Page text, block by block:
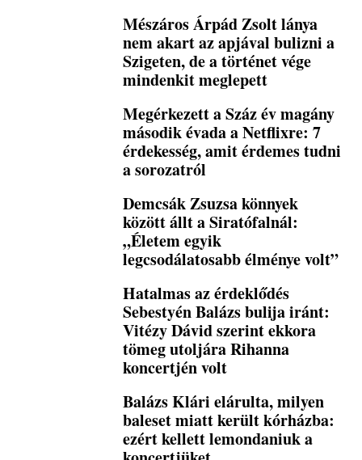
Mészáros Árpád Zsolt lánya
nem akart az apjával bulizni a
Szigeten, de a történet vége
mindenkit meglepett
Megérkezett a Száz év magány
második évada a Netflixre: 7
érdekesség, amit érdemes tudni
a sorozatról
Demcsák Zsuzsa könnyek
között állt a Siratófalnál:
„Életem egyik
legcsodálatosabb élménye volt”
Hatalmas az érdeklődés
Sebestyén Balázs bulija iránt:
Vitézy Dávid szerint ekkora
tömeg utoljára Rihanna
koncertjén volt
Balázs Klári elárulta, milyen
baleset miatt került kórházba:
ezért kellett lemondaniuk a